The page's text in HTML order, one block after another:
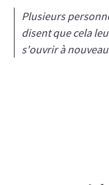
Plusieurs
disent que cela
s'ouvrir à